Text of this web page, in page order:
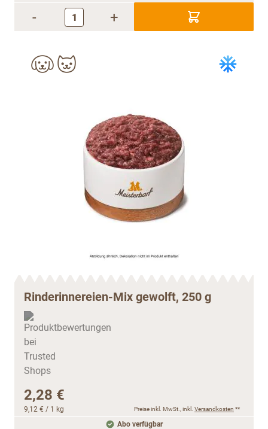
- +
Rinderinnereien-Mix gewolft, 250 g
2,28 €
9,12 € / 1 kg Preise inkl. MwSt., inkl. Versandkosten **
Abo verfügbar